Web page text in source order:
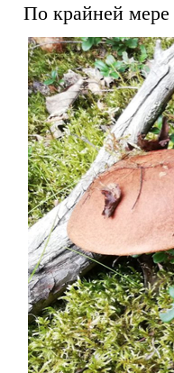
По крайней